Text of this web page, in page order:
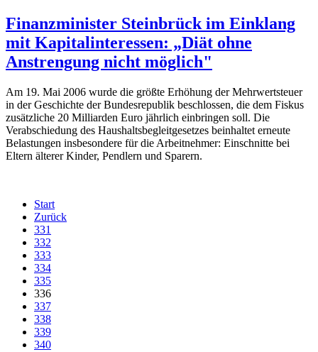
Finanzminister Steinbrück im Einklang
mit Kapitalinteressen: „Diät ohne
Anstrengung nicht möglich"
Am 19. Mai 2006 wurde die größte Erhöhung der Mehrwertsteuer
in der Geschichte der Bundesrepublik beschlossen, die dem Fiskus
zusätzliche 20 Milliarden Euro jährlich einbringen soll. Die
Verabschiedung des Haushaltsbegleitgesetzes beinhaltet erneute
Belastungen insbesondere für die Arbeitnehmer: Einschnitte bei
Eltern älterer Kinder, Pendlern und Sparern.
Start
Zurück
331
332
333
334
335
336
337
338
339
340